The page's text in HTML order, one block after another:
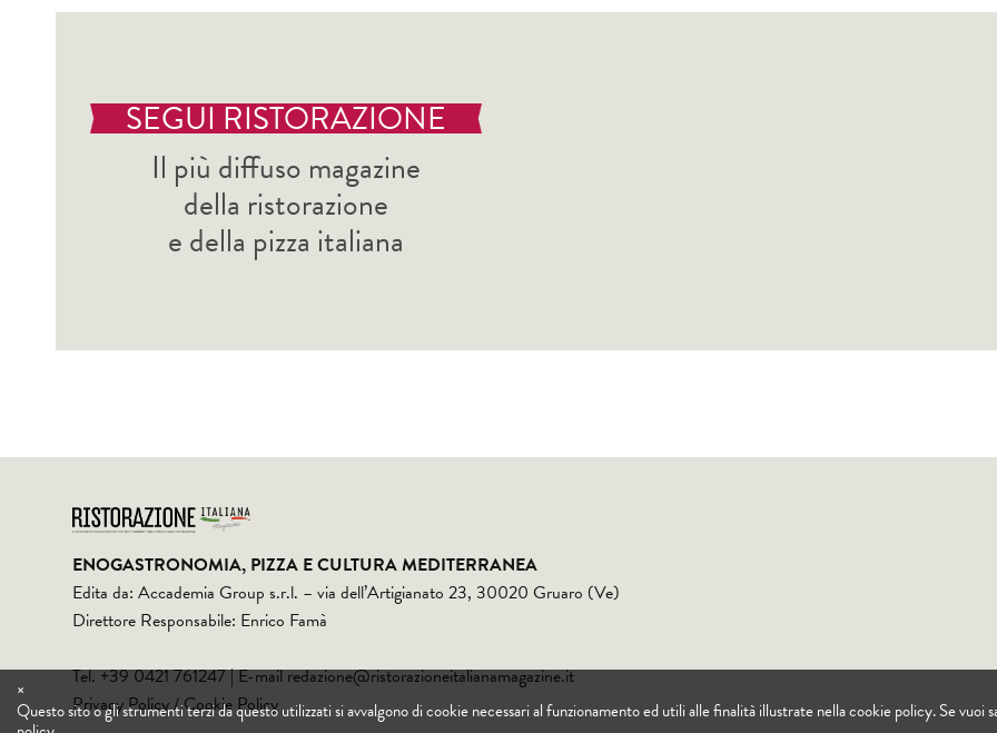
SEGUI RISTORAZIONE
Il più diffuso magazine
della ristorazione
e della pizza italiana
ENOGASTRONOMIA, PIZZA E CULTURA MEDITERRANEA
Edita da: Accademia Group s.r.l. – via dell’Artigianato 23, 30020 Gruaro (Ve)
Direttore Responsabile: Enrico Famà
Tel. +39 0421 761247 | E-mailredazione@ristorazioneitalianamagazine.it
Privacy Policy/Cookie Policy
×
Questo sito o gli strumenti terzi da questo utilizzati si avvalgono di cookie necessari al funzionamento ed utili alle finalità illustrate nella cookie policy. Se